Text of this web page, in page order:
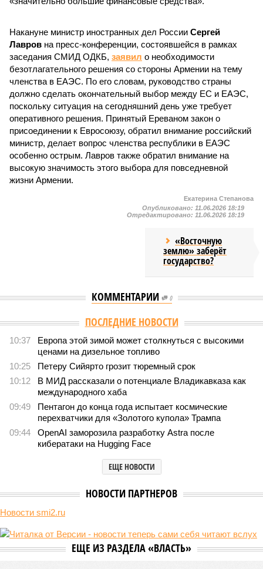
Накануне министр иностранных дел России Сергей
Лавров на пресс-конференции, состоявшейся в рамках
заседания СМИД ОДКБ, заявил о необходимости
безотлагательного решения со стороны Армении на тему
членства в ЕАЭС. По его словам, руководство страны
должно сделать окончательный выбор между ЕС и ЕАЭС,
поскольку ситуация на сегодняшний день уже требует
оперативного решения. Принятый Ереваном закон о
присоединении к Евросоюзу, обратил внимание российский
министр, делает вопрос членства республики в ЕАЭС
особенно острым. Лавров также обратил внимание на
высокую значимость этого выбора для повседневной
жизни Армении.
Екатерина Степанова
Опубликовано: 11.06.2026 18:19
Отредактировано: 11.06.2026 18:19
«Восточную
землю» заберёт
государство?
КОММЕНТАРИИ 0
Версия //Конфликт // В нескольких станциях от уже сданного
«Сказочного леса» пайщики ЖК «Станция Л» продолжают ждать от
компании Capital Group начала реальной достройки
В нескольких станциях от уже сданного «Сказочного
леса» пайщики ЖК «Станция Л» продолжают ждать от
компании Capital Group начала реальной достройки
«Станция ожидания» для дольщиков
«Станция Л» продолжают ждать от компании Capital Group начала
реальной достройки (изображение сгенерировано ИИ)
Пока в Ярославском районе СВАО дольщики «Сказочного леса»